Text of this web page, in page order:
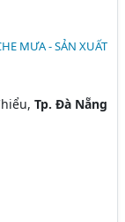
MƯA - SẢN XUẤT
Tp. Đà Nẵng